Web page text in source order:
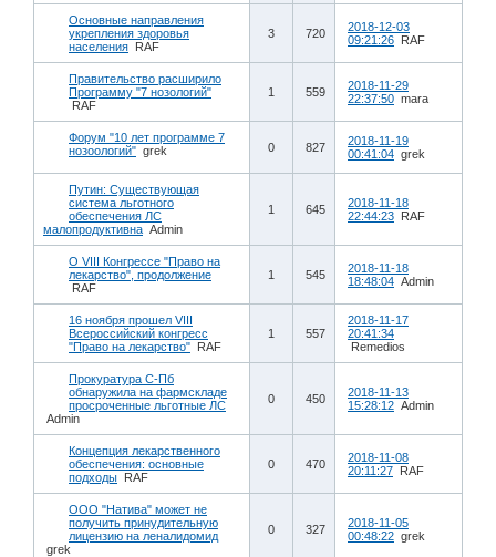
Основные направления
укрепления здоровья
населения RAF
3 720
2018-12-03
09:21:26 RAF
Правительство расширило
Программу "7 нозологий"
RAF
1 559
2018-11-29
22:37:50 mara
Форум "10 лет программе 7
нозоологий" grek 0 827
2018-11-19
00:41:04 grek
Путин: Существующая
система льготного
обеспечения ЛС
малопродуктивна Admin
1 645
2018-11-18
22:44:23 RAF
О VIII Конгрессе "Право на
лекарство", продолжение
RAF
1 545
2018-11-18
18:48:04 Admin
16 ноября прошел VIII
Всероссийский конгресс
"Право на лекарство" RAF
1 557
2018-11-17
20:41:34
Remedios
Прокуратура С-Пб
обнаружила на фармскладе
просроченные льготные ЛС
Admin
0 450
2018-11-13
15:28:12 Admin
Концепция лекарственного
обеспечения: основные
подходы RAF
0 470
2018-11-08
20:11:27 RAF
ООО "Натива" может не
получить принудительную
лицензию на леналидомид
grek
0 327
2018-11-05
00:48:22 grek